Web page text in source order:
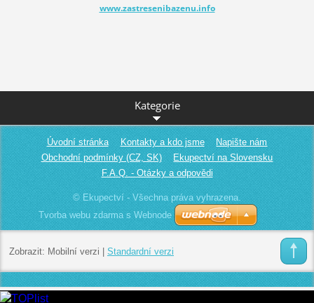
www.zastresenibazenu.info
Kategorie
Úvodní stránka Kontakty a kdo jsme
Napište nám
Obchodní podmínky (CZ, SK)
Ekupectví na Slovensku
F.A.Q. - Otázky a odpovědi
© Ekupectví - Všechna práva vyhrazena.
Tvorba webu zdarma s Webnode
Zobrazit: Mobilní verzi Standardní verzi